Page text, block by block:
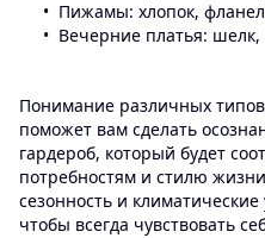
Пижамы: хлопок,
Вечерние платья: шелк,
Понимание различных
поможет вам сделать
гардероб, который будет
потребностям и стилю
сезонность и
чтобы всегда чувствовать